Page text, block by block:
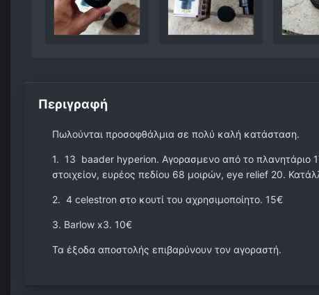
Περιγραφή
Πωλούνται προσοφθάλμια σε πολύ καλή κατάσταση.
1. 13 baader hyperion. Αγορασμενο από το πλανητάριο
στοιχείον, ευρέος πεδίου 68 μοιρών, eye relief 20.
2. 4 celestron στο κουτί του αχρησιμοποίητο. 15€
3. Barlow x3. 10€
Τα έξοδα αποστολής επιβαρύνουν τον αγοραστή.